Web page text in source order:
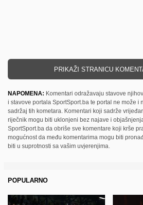
PRIKAŽI STRANICU
NAPOMENA: Komentari odražavaju stavove
i stavove portala SportSport.ba te portal ne može i
sadržaj tih kometara. Komentari koji sadrže
riječnik mogu biti uklonjeni bez najave i
SportSport.ba da obriše sve komentare koji krše
mogućnost da među komentarima mogu biti
biti u suprotnosti sa vašim uvjerenjima.
POPULARNO